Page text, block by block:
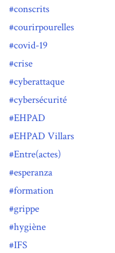
conscrits
courirpourelles
covid-19
crise
cyberattaque
cybersécurité
EHPAD
EHPAD Villars
Entre(actes)
esperanza
formation
grippe
hygiène
IFS